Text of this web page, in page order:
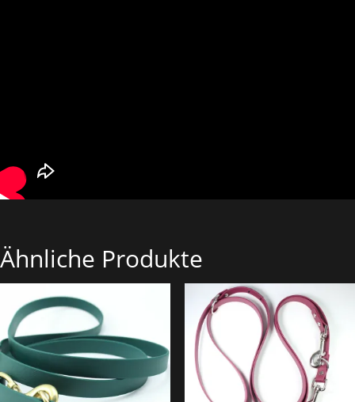
Ähnliche Produkte